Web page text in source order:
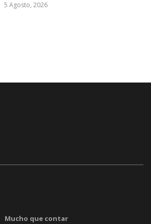
5 Agosto, 2026
Mucho que contar